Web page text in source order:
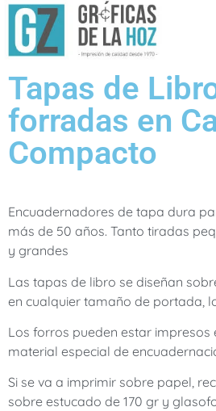
Tapas de
forradas en
Compacto
Encuadernadores de tapa dura
más de 50 años. Tanto tiradas
y grandes
Las tapas de libro se diseñan
en cualquier tamaño de portada,
Los forros pueden estar impresos
material especial de
Si se va a imprimir sobre papel,
sobre estucado de 170 gr y